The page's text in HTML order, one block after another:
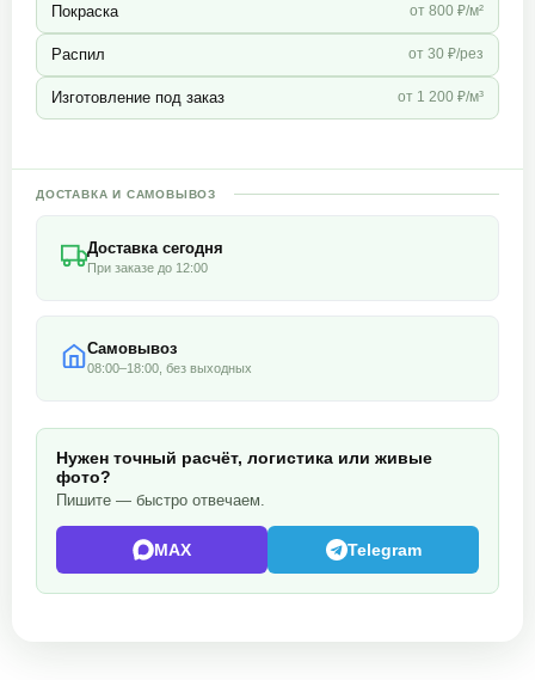
Покраска от 800 ₽/м²
Распил от 30 ₽/рез
Изготовление под заказ от 1 200 ₽/м³
ДОСТАВКА И САМОВЫВОЗ
Доставка сегодня
При заказе до 12:00
Самовывоз
08:00–18:00, без выходных
Нужен точный расчёт, логистика или живые
фото?
Пишите — быстро отвечаем.
MAX Telegram